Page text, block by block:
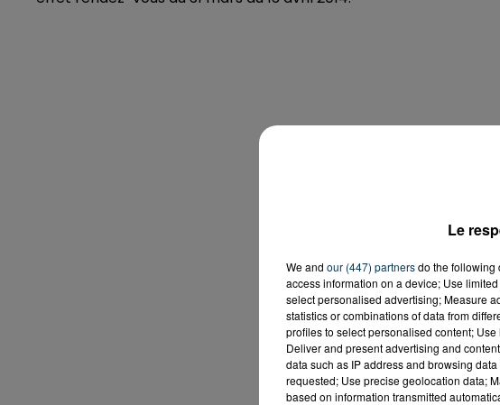
Le
We and our (447) partnersdo the following
access information on a device; Use
select personalised advertising; Measure
statistics or combinations of data from
profiles to select personalised content;
Deliver and present advertising and
data such as IP address and browsing
requested; Use precise geolocation data;
based on information transmitted